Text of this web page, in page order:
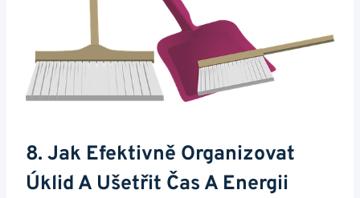
8. Jak Efektivně Organizovat
Úklid A Ušetřit Čas A Energii